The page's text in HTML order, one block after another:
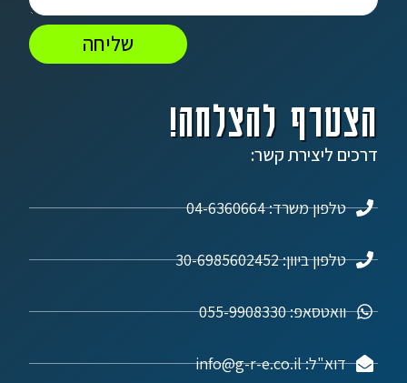
הצטרף להצלחה!
דרכים ליצירת קשר:
טלפון משרד: 04-6360664
טלפון ביוון: 30-6985602452
וואטסאפ: 055-9908330
דוא"ל: info@g-r-e.co.il
שליחה